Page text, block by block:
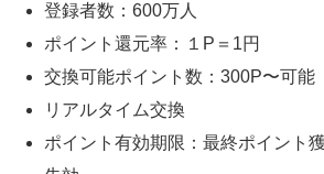
登録者数： 600万人
ポイント還元率：１ P ＝ 1円
交換可能ポイント数： 300P〜可能
リアルタイム交換
ポイント有効期限：最終ポイント